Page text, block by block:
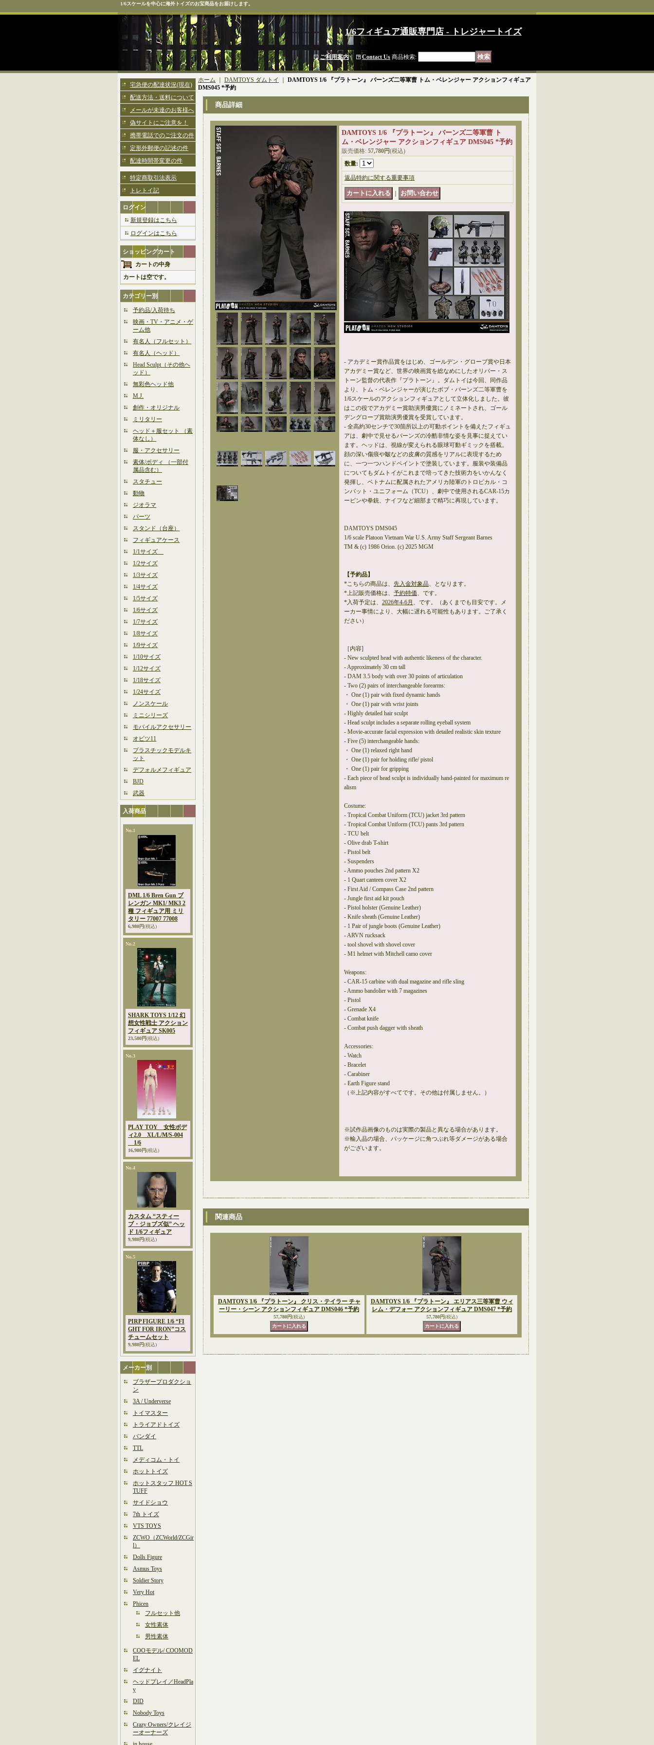
1/6スケールを中心に海外トイズのお宝商品をお届けします。
1/6フィギュア通販専門店 - トレジャートイズ
ご利用案内｜ Contact Us 商品検索:
宅急便の配達状況(現在)
配送方法・送料について
メールが未達のお客様へ
偽サイトにご注意を！
携帯電話でのご注文の件
定形外郵便の記述の件
配達時間帯変更の件
特定商取引法表示
トレトイ記
ログイン
新規登録はこちら
ログインはこちら
ショッピングカート
カートの中身
カートは空です。
カテゴリー別
予約品/入荷待ち
映画・TV・アニメ・ゲ
ーム他
有名人（フルセット）
有名人（ヘッド）
Head Sculpt（その他ヘ
ッド）
無彩色ヘッド他
M.J.
創作・オリジナル
ミリタリー
ヘッド＋服セット （素
体なし）
服・アクセサリー
素体/ボディ （一部付
属品含む）
スタチュー
動物
ジオラマ
パーツ
スタンド（台座）
フィギュアケース
1/1サイズ
1/2サイズ
1/3サイズ
1/4サイズ
1/5サイズ
1/6サイズ
1/7サイズ
1/8サイズ
1/9サイズ
1/10サイズ
1/12サイズ
1/18サイズ
1/24サイズ
ノンスケール
ミニシリーズ
モバイルアクセサリー
オビツ11
プラスチックモデルキ
ット
デフォルメフィギュア
BJD
武器
入荷商品
No.1
DML 1/6 Bren Gun ブ
レンガン MK1/ MK3 2
種 フィギュア用 ミリ
タリー 77007 77008
6,980円(税込)
No.2
SHARK TOYS 1/12 幻
想女性戦士 アクション
フィギュア SK005
23,580円(税込)
No.3
PLAY TOY 女性ボデ
ィ2.0 XL/L/M/S-004
1/6
16,980円(税込)
No.4
カスタム “スティー
ブ・ジョブズ似” ヘッ
ド 1/6フィギュア
9,980円(税込)
No.5
PIRP FIGURE 1/6 “FI
GHT FOR IRON”コス
チュームセット
9,980円(税込)
メーカー別
ブラザープロダクショ
ン
3A / Underverse
トイマスター
トライアドトイズ
バンダイ
TTL
メディコム・トイ
ホットトイズ
ホットスタッフ HOT S
TUFF
サイドショウ
7th トイズ
VTS TOYS
ZCWO（ZCWorld/ZCGir
l）
Dolls Figure
Asmus Toys
Soldier Story
Very Hot
Phicen
フルセット他
女性素体
男性素体
COOモデル/ COOMOD
EL
イグナイト
ヘッドプレイ／HeadPla
y
DID
Nobody Toys
Crazy Owners/クレイジ
ーオーナーズ
ホーム DAMTOYS ダムトイ
DAMTOYS 1/6 『プラトーン』 バーンズ二等軍曹 トム・ベレンジャー アクションフィギュア
DMS045 *予約
商品詳細
DAMTOYS 1/6 『プラトーン』 バーンズ二等軍曹 ト
ム・ベレンジャー アクションフィギュア DMS045 *予約
販売価格: 57,780円(税込)
数量:
返品特約に関する重要事項
- アカデミー賞作品賞をはじめ、ゴールデン・グローブ賞や日本
アカデミー賞など、世界の映画賞を総なめにしたオリバー・ス
トーン監督の代表作『プラトーン』。ダムトイは今回、同作品
より、トム・ベレンジャーが演じたボブ・バーンズ二等軍曹を
1/6スケールのアクションフィギュアとして立体化しました。彼
はこの役でアカデミー賞助演男優賞にノミネートされ、ゴール
デングローブ賞助演男優賞を受賞しています。
- 全高約30センチで30箇所以上の可動ポイントを備えたフィギュ
アは、劇中で見せるバーンズの冷酷非情な姿を見事に捉えてい
ます。ヘッドは、視線が変えられる眼球可動ギミックを搭載。
顔の深い傷痕や皺などの皮膚の質感をリアルに表現するため
に、一つ一つハンドペイントで塗装しています。服装や装備品
についてもダムトイがこれまで培ってきた技術力をいかんなく
発揮し、ベトナムに配属されたアメリカ陸軍のトロピカル・コ
ンバット・ユニフォーム（TCU）、劇中で使用されるCAR-15カ
ービンや拳銃、ナイフなど細部まで精巧に再現しています。
DAMTOYS DMS045
1/6 scale Platoon Vietnam War U.S. Army Staff Sergeant Barnes
TM & (c) 1986 Orion. (c) 2025 MGM
【予約品】
*こちらの商品は、 先入金対象品、となります。
*上記販売価格は、 予約特価、です。
*入荷予定は、 2026年4-6月 、です。（あくまでも目安です。メ
ーカー事情により、大幅に遅れる可能性もあります。ご了承く
ださい）
［内容]
- New sculpted head with authentic likeness of the character.
- Approximately 30 cm tall
- DAM 3.5 body with over 30 points of articulation
- Two (2) pairs of interchangeable forearms:
・ One (1) pair with fixed dynamic hands
・ One (1) pair with wrist joints
- Highly detailed hair sculpt
- Head sculpt includes a separate rolling eyeball system
- Movie-accurate facial expression with detailed realistic skin texture
- Five (5) interchangeable hands:
・ One (1) relaxed right hand
・ One (1) pair for holding rifle/ pistol
・ One (1) pair for gripping
- Each piece of head sculpt is individually hand-painted for maximum re
alism
Costume:
- Tropical Combat Uniform (TCU) jacket 3rd pattern
- Tropical Combat Uniform (TCU) pants 3rd pattern
- TCU belt
- Olive drab T-shirt
- Pistol belt
- Suspenders
- Ammo pouches 2nd pattern X2
- 1 Quart canteen cover X2
- First Aid / Compass Case 2nd pattern
- Jungle first aid kit pouch
- Pistol holster (Genuine Leather)
- Knife sheath (Genuine Leather)
- 1 Pair of jungle boots (Genuine Leather)
- ARVN rucksack
- tool shovel with shovel cover
- M1 helmet with Mitchell camo cover
Weapons:
- CAR-15 carbine with dual magazine and rifle sling
- Ammo bandolier with 7 magazines
- Pistol
- Grenade X4
- Combat knife
- Combat push dagger with sheath
Accessories:
- Watch
- Bracelet
- Carabiner
- Earth Figure stand
（※上記内容がすべてです。その他は付属しません。）
※試作品画像のものは実際の製品と異なる場合があります。
※輸入品の場合、パッケージに角つぶれ等ダメージがある場合
がございます。
関連商品
DAMTOYS 1/6 『プラトーン』 クリス・テイラー チャ
ーリー・シーン アクションフィギュア DMS046 *予約
57,780円(税込)
DAMTOYS 1/6 『プラトーン』 エリアス三等軍曹 ウィ
レム・デフォー アクションフィギュア DMS047 *予約
57,780円(税込)